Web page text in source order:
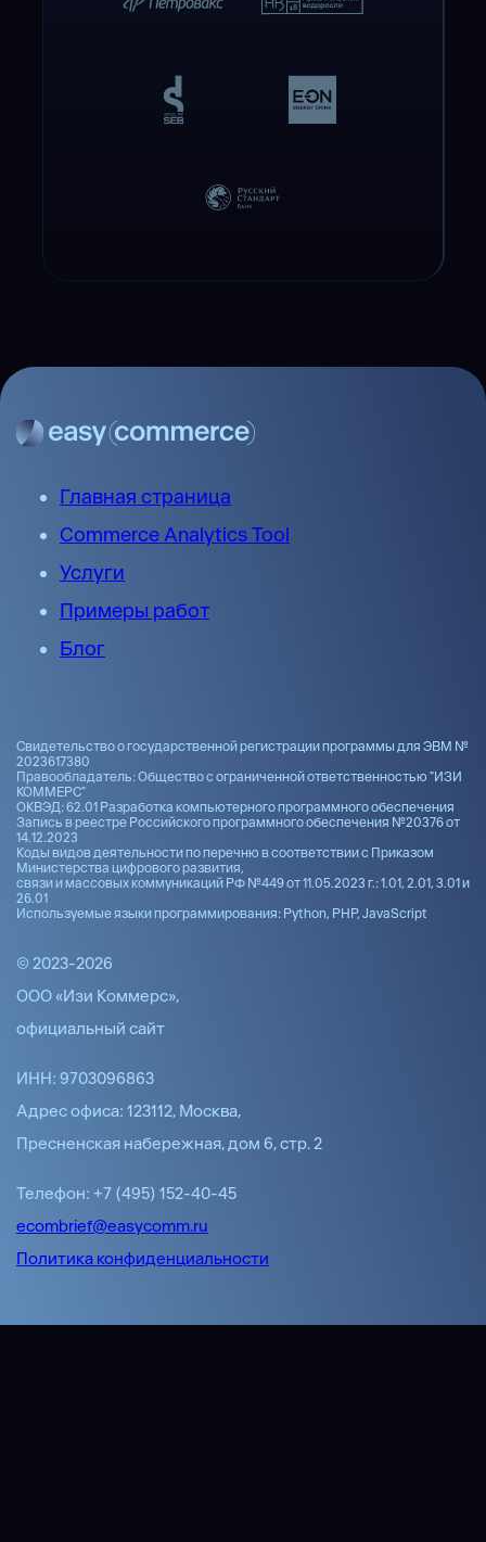
Главная страница
Commerce Analytics Tool
Услуги
Примеры работ
Блог
Свидетельство о государственной регистрации программы для ЭВМ №
2023617380
Правообладатель: Общество с ограниченной ответственностью "ИЗИ
КОММЕРС"
ОКВЭД: 62.01 Разработка компьютерного программного обеспечения
Запись в реестре Российского программного обеспечения №20376 от
14.12.2023
Коды видов деятельности по перечню в соответствии с Приказом
Министерства цифрового развития,
связи и массовых коммуникаций РФ №449 от 11.05.2023 г.: 1.01, 2.01, 3.01 и
26.01
Используемые языки программирования: Python, PHP, JavaScript
© 2023-2026
ООО «Изи Коммерс»,
официальный сайт
ИНН: 9703096863
Адрес офиса: 123112, Москва,
Пресненская набережная, дом 6, стр. 2
Телефон: +7 (495) 152-40-45
ecombrief@easycomm.ru
Политика конфиденциальности